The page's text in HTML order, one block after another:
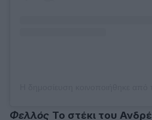
Φελλός Το στέκι του